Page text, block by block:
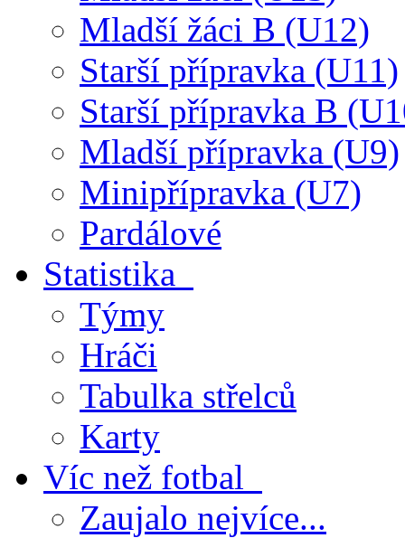
Mladší žáci B (U12)
Starší přípravka (U11)
Starší přípravka B
Mladší přípravka (U9)
Minipřípravka (U7)
Pardálové
Statistika
Týmy
Hráči
Tabulka střelců
Karty
Víc než fotbal
Zaujalo nejvíce...